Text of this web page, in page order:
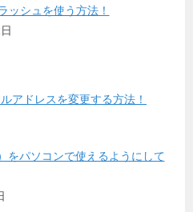
ッシュを使う方法！
アドレスを変更する方法！
をパソコンで使えるようにして